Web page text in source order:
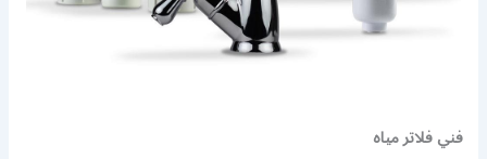
فني فلاتر مياه